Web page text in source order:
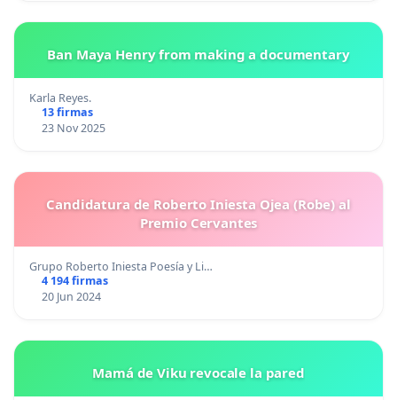
Ban Maya Henry from making a documentary
Karla Reyes.
13 firmas
23 Nov 2025
Candidatura de Roberto Iniesta Ojea (Robe) al
Premio Cervantes
Grupo Roberto Iniesta Poesía y Li…
4 194 firmas
20 Jun 2024
Mamá de Viku revocale la pared